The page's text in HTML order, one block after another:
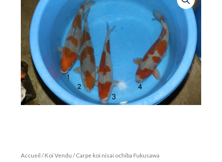
Accueil /Koi Vendu / Carpe koi nisai ochiba Fukusawa